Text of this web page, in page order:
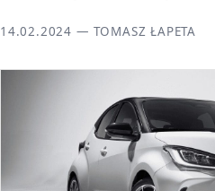
14.02.2024 — TOMASZ ŁAPETA